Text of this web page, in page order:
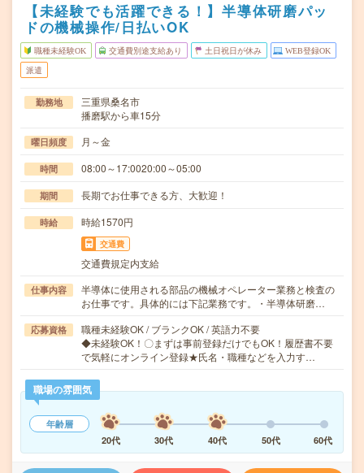
【未経験でも活躍できる！】半導体研磨パッ
ドの機械操作/日払いOK
職種未経験OK 交通費別途支給あり 土日祝日が休み WEB登録OK
派遣
勤務地
三重県桑名市
播磨駅から車15分
曜日頻度 月～金
時間 08:00～17:0020:00～05:00
期間 長期でお仕事できる方、大歓迎！
時給 時給1570円
交通費
交通費規定内支給
仕事内容
半導体に使用される部品の機械オペレーター業務と検査の
お仕事です。具体的には下記業務です。・半導体研磨…
応募資格
職種未経験OK / ブランクOK / 英語力不要
◆未経験OK！〇まずは事前登録だけでもOK！履歴書不要
で気軽にオンライン登録★氏名・職種などを入力す…
職場の雰囲気
年齢層
20代
30代 40代 50代 60代